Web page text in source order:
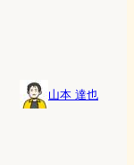
山本 達也